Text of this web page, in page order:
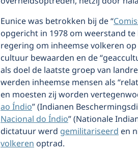
Eunice was betrokken bij de “
opgericht in 1978 om weerstand
regering om inheemse volkeren
cultuur bewaarden en de
als doel de laatste groep van
werden inheemse mensen als
en moesten zij worden
ao Índio” (Indianen
Nacional do Índio” (Nationale
dictatuur werd gemilitariseerden
volkerenoptrad.